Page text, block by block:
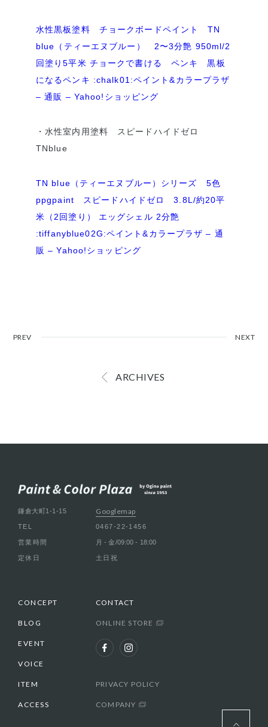
水性黒板塗料 チョークボードペイント TN
blue（ティーエヌブルー） 2〜3分艶 950ml/2
回塗り5平米 チョークで書ける ペンキ 黒板
になるペンキ :chalk01:ペイント&カラープラザ
– 通販 – Yahoo!ショッピング
・水性室内用塗料 スピードハイドゼロ
TNblue
TN blue（ティーエヌブルー）シリーズ 5色
ppgpaint スピードハイドゼロ 3.8L/約20平
米（2回塗り） エッグシェル 2分艶
:tiffanyblue02G:ペイント&カラープラザ – 通
販 – Yahoo!ショッピング
NEXT
PREV
ARCHIVES
鎌倉大町1-1-15 Googlemap
TEL 0467-22-1456
営業時間 月 - 金/09:00 - 18:00
定休日 土日祝
CONCEPT
BLOG
EVENT
VOICE
ITEM
ACCESS
CONTACT
ONLINE STORE
PRIVACY POLICY
COMPANY